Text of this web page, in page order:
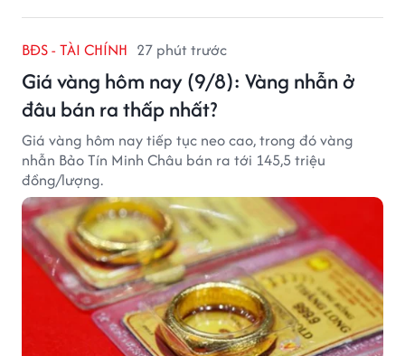
BĐS - TÀI CHÍNH 27 phút trước
Giá vàng hôm nay (9/8): Vàng nhẫn ở
đâu bán ra thấp nhất?
Giá vàng hôm nay tiếp tục neo cao, trong đó vàng
nhẫn Bảo Tín Minh Châu bán ra tới 145,5 triệu
đồng/lượng.